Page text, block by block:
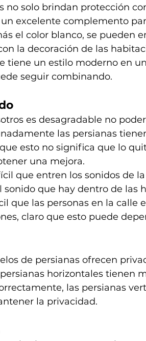
no solo brindan protección
excelente complemento
el color blanco, se pueden
la decoración de las
tiene un estilo moderno en
seguir combinando.
es desagradable no
las persianas
esto no significa que lo
una mejora.
que entren los sonidos de
que hay dentro de las
que las personas en la calle
claro que esto puede
de persianas ofrecen
horizontales tienen
las persianas
la privacidad.